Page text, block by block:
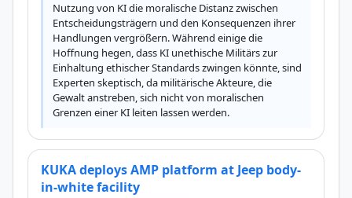
Nutzung von KI die moralische Distanz zwischen
Entscheidungsträgern und den Konsequenzen ihrer
Handlungen vergrößern. Während einige die
Hoffnung hegen, dass KI unethische Militärs zur
Einhaltung ethischer Standards zwingen könnte, sind
Experten skeptisch, da militärische Akteure, die
Gewalt anstreben, sich nicht von moralischen
Grenzen einer KI leiten lassen werden.
KUKA deploys AMP platform at Jeep body-
in-white facility